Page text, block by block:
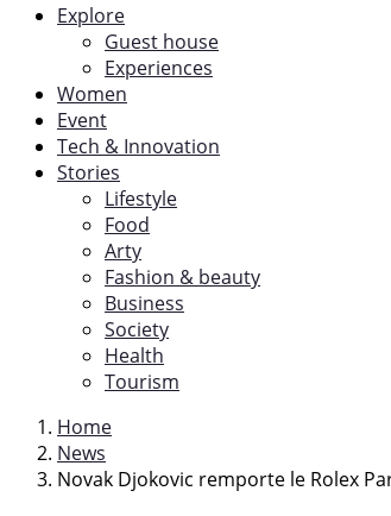
Explore
Guest house
Experiences
Women
Event
Tech & Innovation
Stories
Lifestyle
Food
Arty
Fashion & beauty
Business
Society
Health
Tourism
Home
News
Novak Djokovic remporte le Rolex